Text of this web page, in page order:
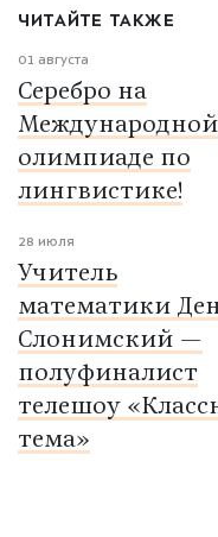
ЧИТАЙТЕ ТАКЖЕ
01 августа
Серебро на
Международной
олимпиаде по
лингвистике!
28 июля
Учитель
математики
Слонимский —
полуфиналист
телешоу
тема»